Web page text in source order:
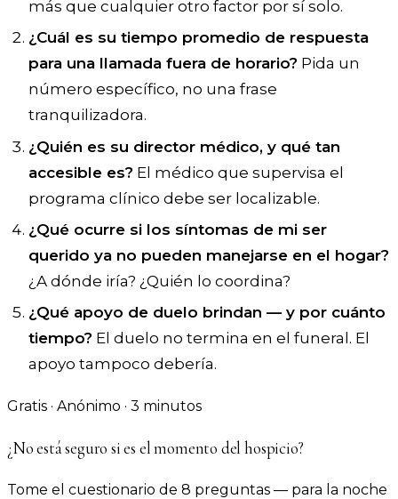
más que cualquier otro factor por sí solo.
¿Cuál es su tiempo promedio de respuesta
para una llamada fuera de horario? Pida un
número específico, no una frase
tranquilizadora.
¿Quién es su director médico, y qué tan
accesible es? El médico que supervisa el
programa clínico debe ser localizable.
¿Qué ocurre si los síntomas de mi ser
querido ya no pueden manejarse en el hogar?
¿A dónde iría? ¿Quién lo coordina?
¿Qué apoyo de duelo brindan — y por cuánto
tiempo? El duelo no termina en el funeral. El
apoyo tampoco debería.
Gratis · Anónimo · 3 minutos
¿No está seguro si es el momento del hospicio?
Tome el cuestionario de 8 preguntas — para la noche